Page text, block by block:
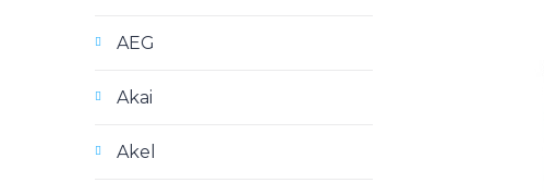
AEG
Akai
Akel